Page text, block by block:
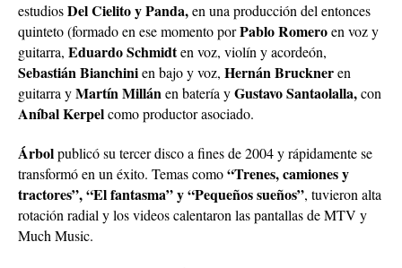
estudiosDel Cielito y Panda,en una producción del entonces
quinteto (formado en ese momento porPablo Romeroen voz y
guitarra, Eduardo Schmidten voz, violín y acordeón,
Sebastián Bianchinien bajo y voz, Hernán Bruckneren
guitarra yMartín Millánen batería yGustavo Santaolalla,con
Aníbal Kerpelcomo productor asociado.
Árbolpublicó su tercer disco a fines de 2004 y rápidamente se
transformó en un éxito. Temas como“Trenes, camiones y
tractores”, “El fantasma” y “Pequeños sueños”, tuvieron alta
rotación radial y los videos calentaron las pantallas de MTV y
Much Music.